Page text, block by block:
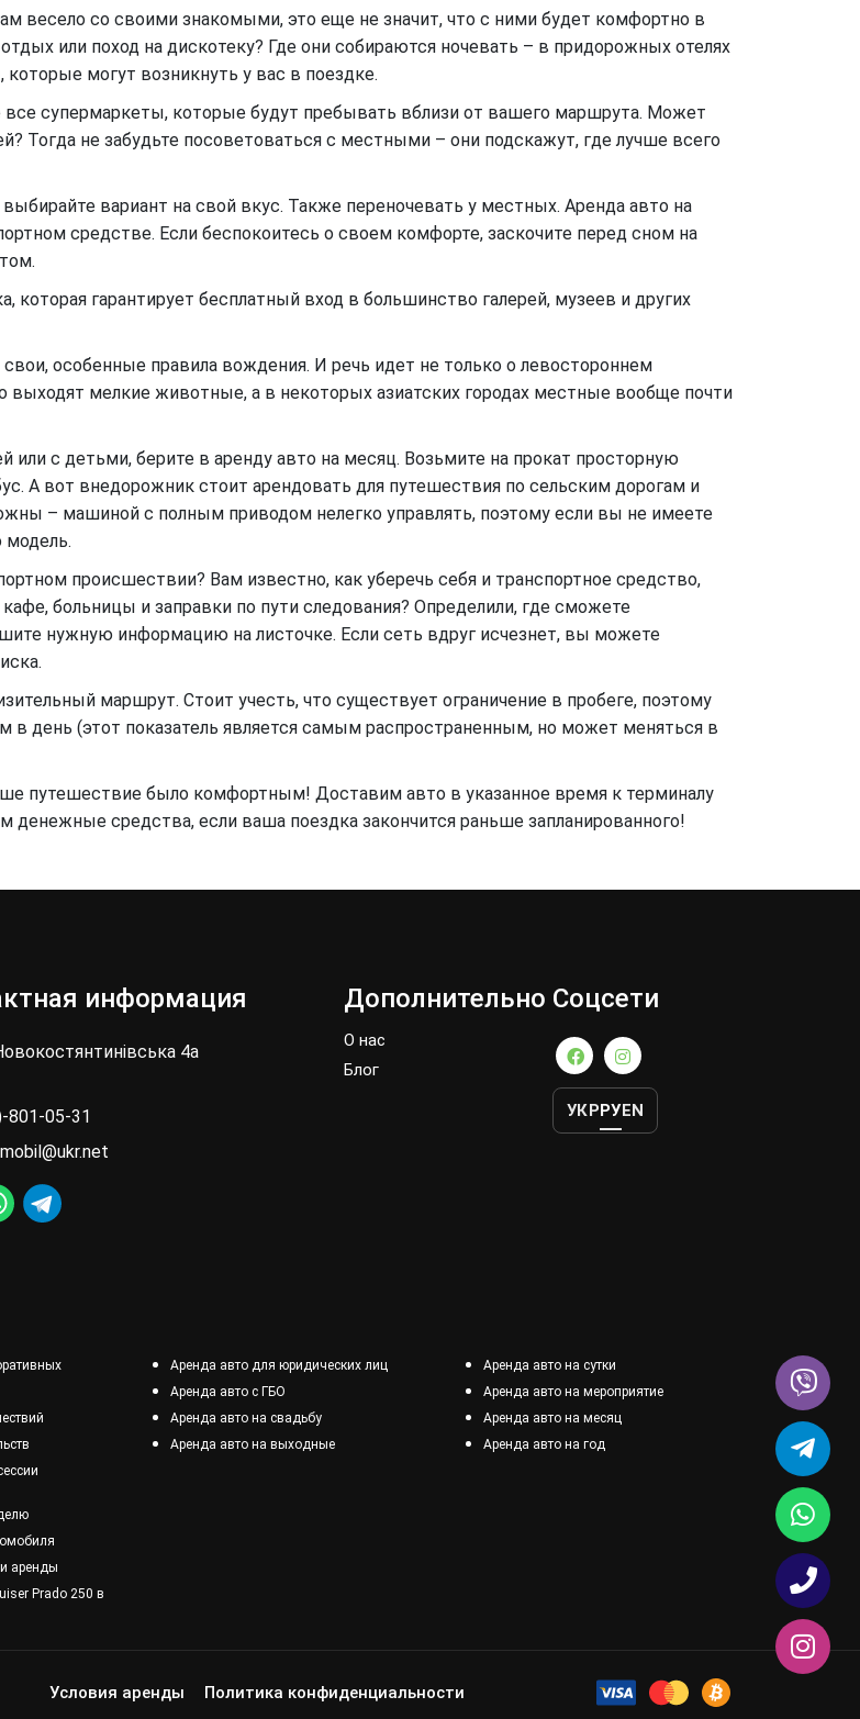
весело со своими знакомыми, это еще не значит, что с ними будет комфортно в
или поход на дискотеку? Где они собираются ночевать – в придорожных отелях
могут возникнуть у вас в поездке.
все супермаркеты, которые будут пребывать вблизи от вашего маршрута. Может
Тогда не забудьте посоветоваться с местными – они подскажут, где лучше всего
вариант на свой вкус. Также переночевать у местных. Аренда авто на
средстве. Если беспокоитесь о своем комфорте, заскочите перед сном на
которая гарантирует бесплатный вход в большинство галерей, музеев и других
особенные правила вождения. И речь идет не только о левостороннем
выходят мелкие животные, а в некоторых азиатских городах местные вообще почти
с детьми, берите в аренду авто на месяц. Возьмите на прокат просторную
А вот внедорожник стоит арендовать для путешествия по сельским дорогам и
– машиной с полным приводом нелегко управлять, поэтому если вы не имеете
модель.
происшествии? Вам известно, как уберечь себя и транспортное средство,
больницы и заправки по пути следования? Определили, где сможете
нужную информацию на листочке. Если сеть вдруг исчезнет, вы можете
маршрут. Стоит учесть, что существует ограничение в пробеге, поэтому
день (этот показатель является самым распространенным, но может меняться в
путешествие было комфортным! Доставим авто в указанное время к терминалу
средства, если ваша поездка закончится раньше запланированного!
информация
4а
801-05-31
Дополнительно
О нас
Блог
Соцсети
УКРРУEN
Аренда авто для юридических лиц
Аренда авто с ГБО
Аренда авто на свадьбу
Аренда авто на выходные
Аренда авто на сутки
Аренда авто на мероприятие
Аренда авто на месяц
Аренда авто на год
аренды
Prado 250 в
Условия аренды Политика конфиденциальности